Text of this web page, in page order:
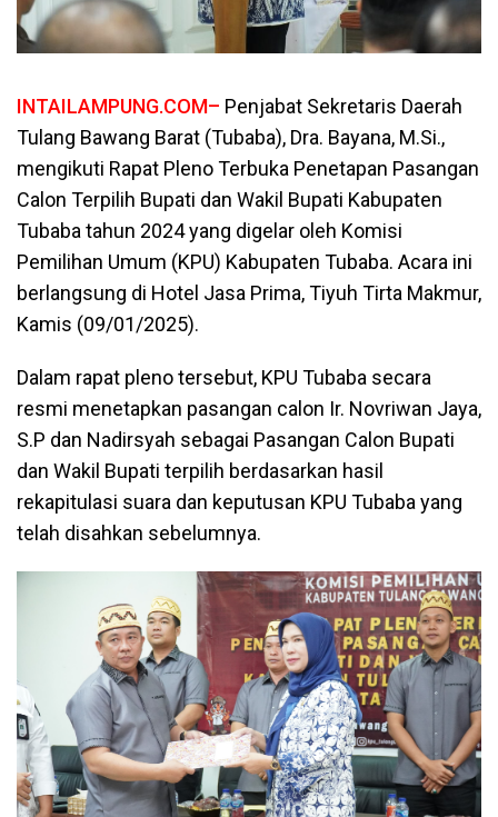
INTAILAMPUNG.COM– Penjabat Sekretaris Daerah
Tulang Bawang Barat (Tubaba), Dra. Bayana, M.Si.,
mengikuti Rapat Pleno Terbuka Penetapan Pasangan
Calon Terpilih Bupati dan Wakil Bupati Kabupaten
Tubaba tahun 2024 yang digelar oleh Komisi
Pemilihan Umum (KPU) Kabupaten Tubaba. Acara ini
berlangsung di Hotel Jasa Prima, Tiyuh Tirta Makmur,
Kamis (09/01/2025).
Dalam rapat pleno tersebut, KPU Tubaba secara
resmi menetapkan pasangan calon Ir. Novriwan Jaya,
S.P dan Nadirsyah sebagai Pasangan Calon Bupati
dan Wakil Bupati terpilih berdasarkan hasil
rekapitulasi suara dan keputusan KPU Tubaba yang
telah disahkan sebelumnya.